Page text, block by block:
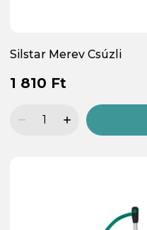
Silstar Merev Csúzli
1 810 Ft